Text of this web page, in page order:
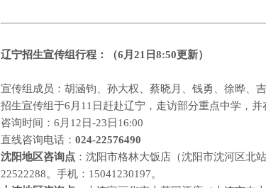
辽宁招生宣传组行程：（6 月 21 日8:50更新）
宣传组成员：胡涵钧、孙大权、蔡晓月、钱勇、徐晔、
招生宣传组于6 月 11 日赶赴辽宁，走访部分重点中学，
咨询时间： 6 月 12 日-23 日 16:00
直线咨询电话： 024-22576490
沈阳地区咨询点 ：沈阳市格林大饭店（沈阳市沈河区北
22522288。手机： 15041230197。